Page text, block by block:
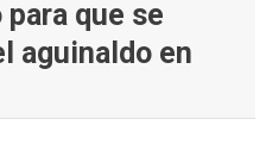
que se
aguinaldo en